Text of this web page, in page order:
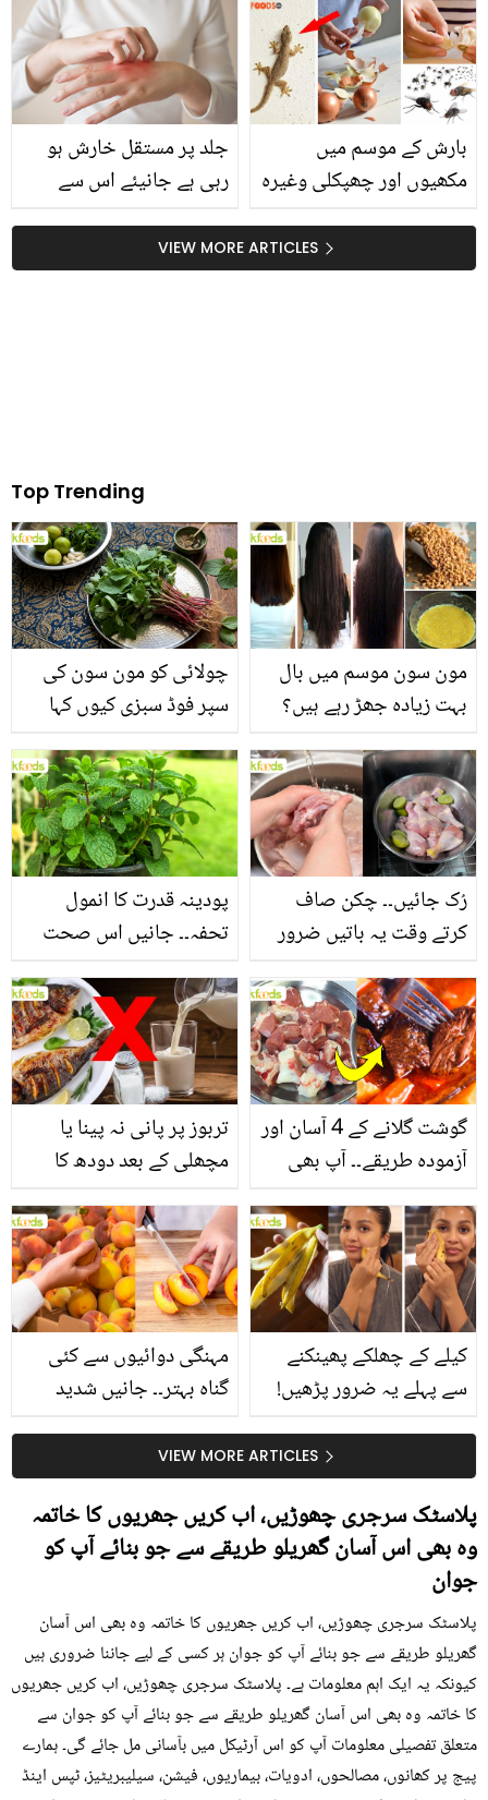
صارفین بھی میدان میں
آگئے
جلد پر مستقل خارش ہو
رہی ہے جانیئے اس سے
طریقے جو دیں آپ کو
خارش سے فوری نجات
بارش کے موسم میں
مکھیوں اور چھپکلی وغیرہ
مہنگے اسپرے کے بجائے
حشرات کو گھر سے بھگانے
VIEW MORE ARTICLES
Top Trending
چولائی کو مون سون کی
سپر فوڈ سبزی کیوں کہا
منرلز اور اینٹی آکسیڈنٹس
سے بھرپور اس سبزی کے
فائدے
مون سون موسم میں بال
بہت زیادہ جھڑ رہے ہیں؟
بنانے کے چند قدرتی طریقے
پودینہ قدرت کا انمول
تحفہ۔۔ جانیں اس صحت
انگیز طبی فوائد
رُک جائیں۔۔ چکن صاف
کرتے وقت یہ باتیں ضرور
تربوز پر پانی نہ پینا یا
مچھلی کے بعد دودھ کا
سے متعلق غلط فہمیوں کی
حقیقت کیا ہے اور افواہ
کیا؟
گوشت گلانے کے 4 آسان اور
آزمودہ طریقے۔۔ آپ بھی
بتائے راز
مہنگی دوائیوں سے کئی
گناہ بہتر۔۔ جانیں شدید
کیوں کھانا چاہیے؟
کیلے کے چھلکے پھینکنے
سے پہلے یہ ضرور پڑھیں!
سستا اور قدرتی حلVIEW MORE ARTICLES
پلاسٹک سرجری چھوڑیں، اب کریں جھریوں کا خاتمہ
وہ بھی اس آسان گھریلو طریقے سے جو بنائے آپ کو
جوان
پلاسٹک سرجری چھوڑیں، اب کریں جھریوں کا خاتمہ وہ بھی اس آسان
گھریلو طریقے سے جو بنائے آپ کو جوان ہر کسی کے لیے جاننا ضروری ہیں
کیونکہ یہ ایک اہم معلومات ہے۔ پلاسٹک سرجری چھوڑیں، اب کریں جھریوں
کا خاتمہ وہ بھی اس آسان گھریلو طریقے سے جو بنائے آپ کو جوان سے
متعلق تفصیلی معلومات آپ کو اس آرٹیکل میں بآسانی مل جائے گی۔ ہمارے
پیج پر کھانوں، مصالحوں، ادویات، بیماریوں، فیشن، سیلیبریٹیز، ٹپس اینڈ